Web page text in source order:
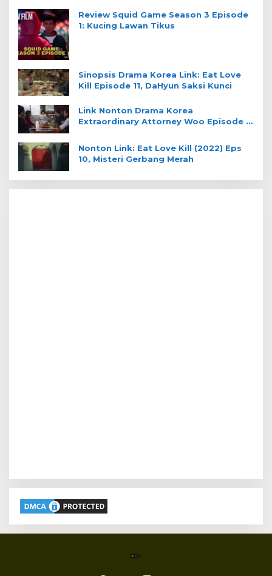
Review Squid Game Season 3 Episode
1: Kucing Lawan Tikus
Sinopsis Drama Korea Link: Eat Love
Kill Episode 11, DaHyun Saksi Kunci
Link Nonton Drama Korea
Extraordinary Attorney Woo Episode 4
Nonton Link: Eat Love Kill (2022) Eps
10, Misteri Gerbang Merah